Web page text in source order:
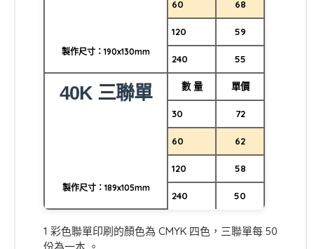
製作尺寸：190x130mm
60 68
120 59
240 55
40K 三聯單
製作尺寸：189x105mm
數 量 單價
30 72
60 62
120 58
240 50
1 彩色聯單印刷的顏色為 CMYK 四色，三聯單每 50